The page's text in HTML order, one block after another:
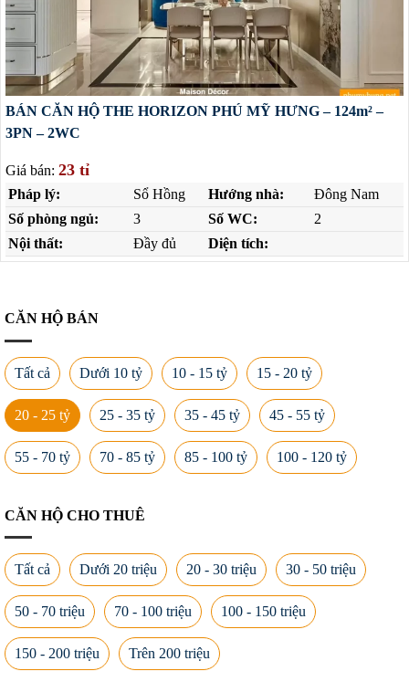
BÁN CĂN HỘ THE HORIZON PHÚ MỸ HƯNG – 124m² –
3PN – 2WC
Giá bán: 23 tỉ
Pháp lý: Sổ Hồng Hướng nhà:
Đông Nam
Số phòng ngủ:
3 Số WC:
2
Nội thất:
Đầy đủ Diện tích:
CĂN HỘ BÁN
Tất cả Dưới 10 tỷ 10 - 15 tỷ 15 - 20 tỷ
20 - 25 tỷ 25 - 35 tỷ 35 - 45 tỷ 45 - 55 tỷ
55 - 70 tỷ 70 - 85 tỷ 85 - 100 tỷ 100 - 120 tỷ
CĂN HỘ CHO THUÊ
Tất cả Dưới 20 triệu 20 - 30 triệu 30 - 50 triệu
50 - 70 triệu 70 - 100 triệu 100 - 150 triệu
150 - 200 triệu Trên 200 triệu